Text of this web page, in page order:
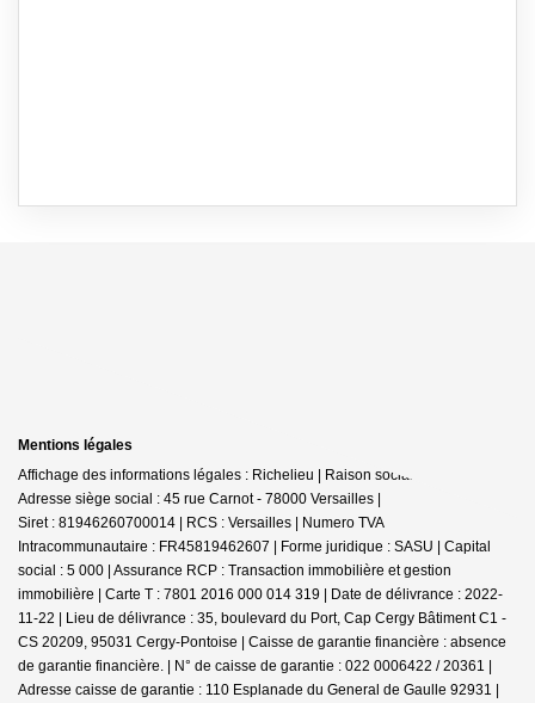
Mentions légales
Affichage des informations légales : Richelieu | Raison sociale : RICHELIEU |
Adresse siège social : 45 rue Carnot - 78000 Versailles |
Siret : 81946260700014 | RCS : Versailles | Numero TVA
Intracommunautaire : FR45819462607 | Forme juridique : SASU | Capital
social : 5 000 | Assurance RCP : Transaction immobilière et gestion
immobilière | Carte T : 7801 2016 000 014 319 | Date de délivrance : 2022-
11-22 | Lieu de délivrance : 35, boulevard du Port, Cap Cergy Bâtiment C1 -
CS 20209, 95031 Cergy-Pontoise | Caisse de garantie financière : absence
de garantie financière. | N° de caisse de garantie : 022 0006422 / 20361 |
Adresse caisse de garantie : 110 Esplanade du General de Gaulle 92931 |